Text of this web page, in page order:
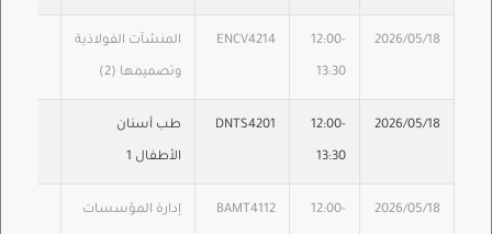
2026/05/18
12:00-
13:30
ENCV4214 المنشآت الفولاذية
وتصميمها (2)
2026/05/18
12:00-
13:30
DNTS4201 طب أسنان
الأطفال 1
2026/05/18
12:00-
BAMT4112 إدارة المؤسسات